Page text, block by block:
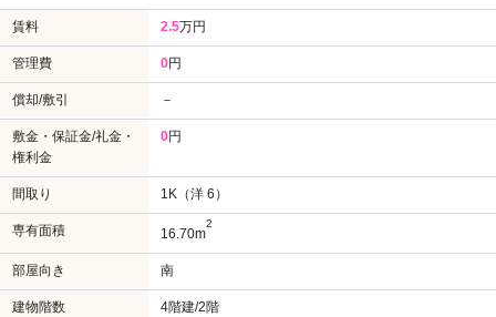
賃料 2.5万円
管理費 0円
償却/敷引 －
敷金・保証金/礼金・
権利金
0円
間取り 1K（洋 6）
専有面積 16.70m
2
部屋向き 南
建物階数 4階建/2階